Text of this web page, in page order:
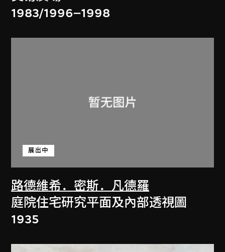
1983/1996–1998
路德維希．密斯．凡德羅
展出中
庭院住宅研究平面及內部透視圖
1935